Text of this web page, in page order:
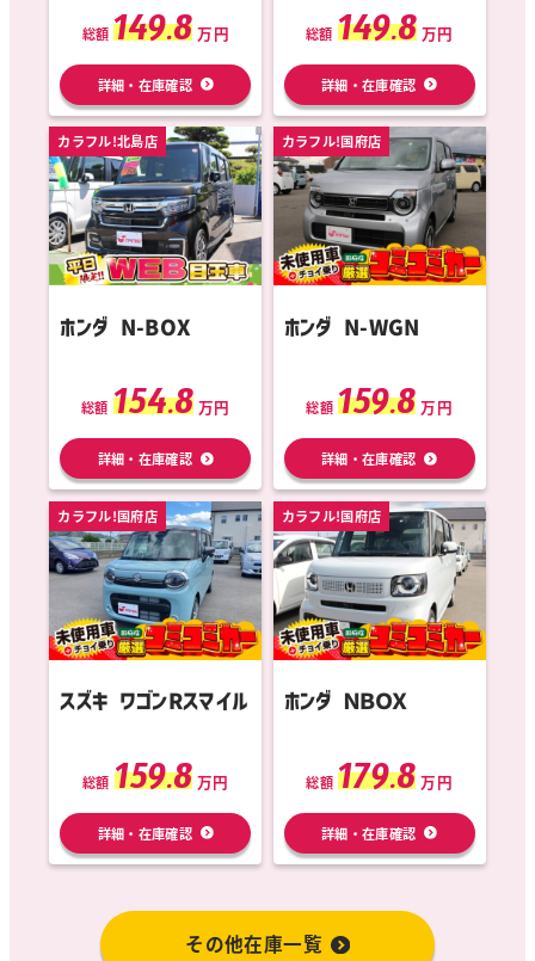
総額 149.8 万円
詳細・在庫確認
総額 149.8 万円
詳細・在庫確認
カラフル!北島店
ホンダ N-BOX
総額 154.8 万円
詳細・在庫確認
カラフル!国府店
ホンダ N-WGN
総額 159.8 万円
詳細・在庫確認
カラフル!国府店
スズキ ワゴンRスマイル
総額 159.8 万円
詳細・在庫確認
カラフル!国府店
ホンダ ＮＢＯＸ
総額 179.8 万円
詳細・在庫確認
その他在庫一覧